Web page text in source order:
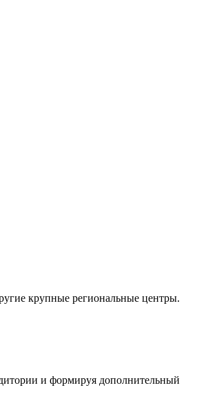
крупные региональные центры.
и формируя дополнительный